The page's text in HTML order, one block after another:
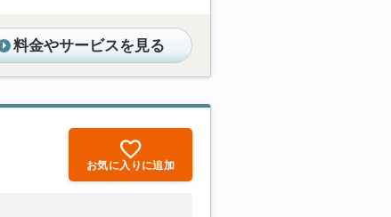
料金やサービスを見る
お気に入りに追加